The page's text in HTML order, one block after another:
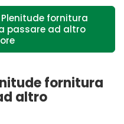
Plenitude fornitura
passare ad altro
fornitura
altro